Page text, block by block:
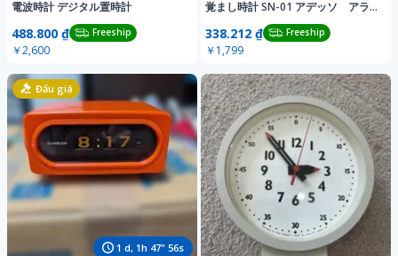
電波時計 デジタル置時計
488.800 ₫ Freeship
￥2,600
覚まし時計 SN-01 アデッソ アラ
338.212 ₫ Freeship
￥1,799
1 d, 1h 47" 54s
Đấu giá